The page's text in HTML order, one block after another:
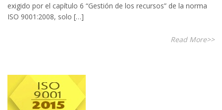
exigido por el capítulo 6 “Gestión de los recursos” de la norma
ISO 9001:2008, solo […]
Read More>>